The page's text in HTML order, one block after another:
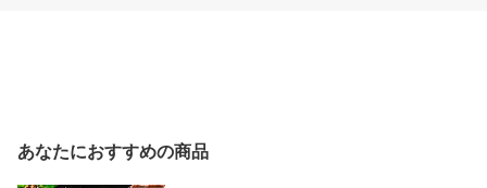
あなたにおすすめの商品